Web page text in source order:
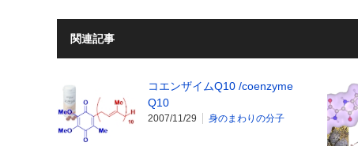
関連記事
コエンザイムQ10 /coenzyme
Q10
2007/11/29 身のまわりの分子